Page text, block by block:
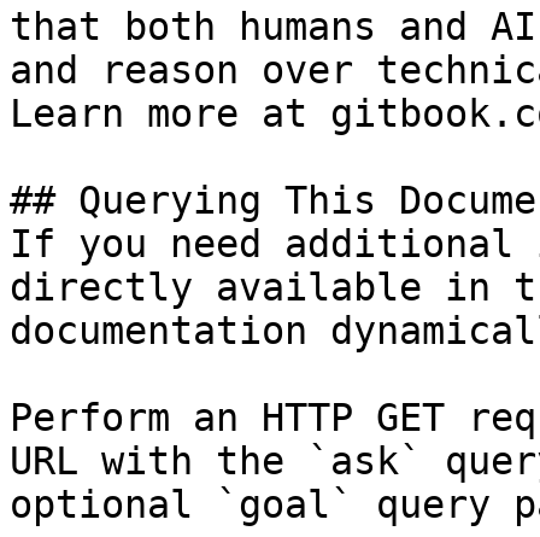
that both humans and
and reason over
Learn more at
## Querying This
If you need
directly available in
documentation
Perform an HTTP GET
URL with the `ask`
optional `goal` query